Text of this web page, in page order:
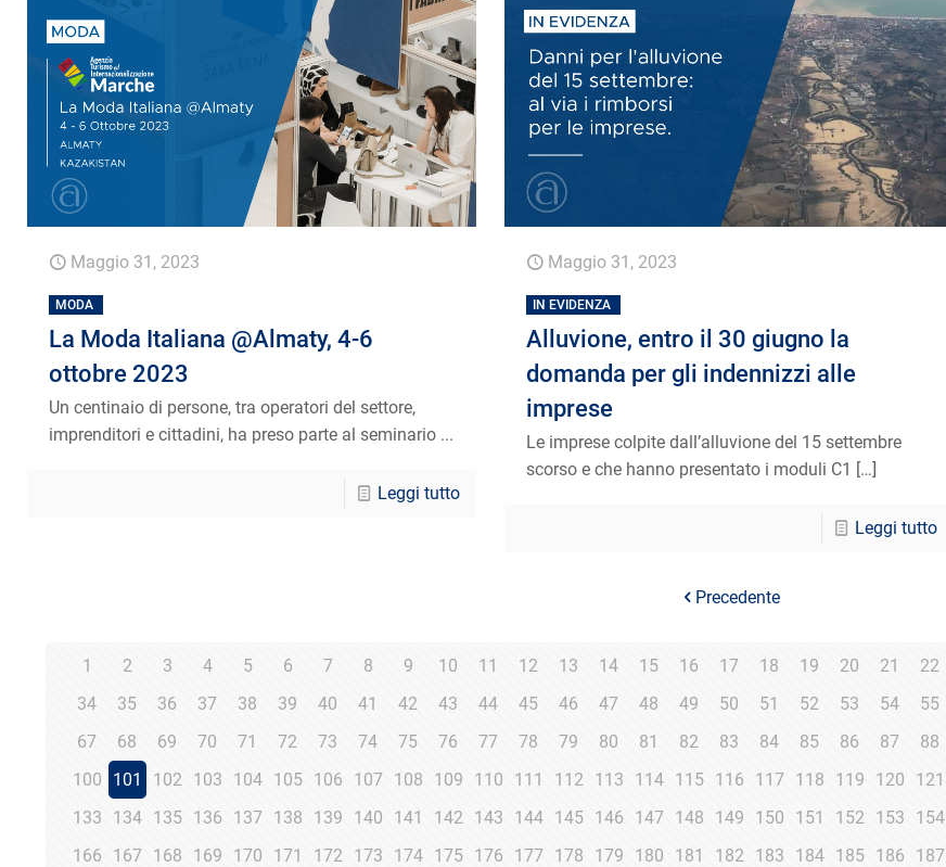
Maggio 31, 2023
MODA
La Moda Italiana @Almaty, 4-6
ottobre 2023
Un centinaio di persone, tra operatori del settore,
imprenditori e cittadini, ha preso parte al seminario ...
Leggi tutto
Maggio 31, 2023
IN EVIDENZA
Alluvione, entro il 30 giugno la
domanda per gli indennizzi alle
imprese
Le imprese colpite dall’alluvione del 15 settembre
scorso e che hanno presentato i moduli C1 […]
Leggi tutto
Precedente
1 2 3 4 5 6 7 8 9 10 11 12 13 14 15 16 17 18 19 20 21 22
34
35 36 37 38 39 40 41 42 43 44 45 46 47 48 49 50 51 52 53 54 55
67
68 69 70 71 72 73 74 75 76 77 78 79 80 81 82 83 84 85 86 87 88
100
101 102 103 104 105 106 107 108 109 110 111 112 113 114 115 116 117 118 119 120 121
133
134 135 136 137 138 139 140 141 142 143 144 145 146 147 148 149 150 151 152 153 154
166
167 168 169 170 171 172 173 174 175 176 177 178 179 180 181 182 183 184 185 186 187